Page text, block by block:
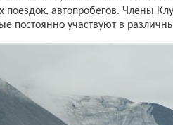
поездок, автопробегов. Члены
постоянно участвуют в